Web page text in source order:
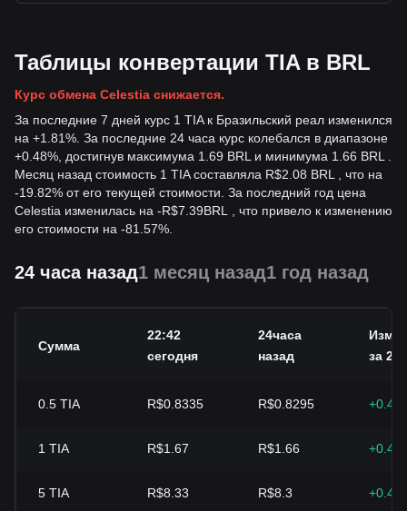
Таблицы конвертации TIA в BRL
Курс обмена Celestia снижается.
За последние 7 дней курс 1 TIA к Бразильский реал изменился
на +1.81%. За последние 24 часа курс колебался в диапазоне
+0.48%, достигнув максимума 1.69 BRL и минимума 1.66 BRL .
Месяц назад стоимость 1 TIA составляла R$2.08 BRL , что на
-19.82% от его текущей стоимости. За последний год цена
Celestia изменилась на -R$7.39BRL
, что привело к изменению
его стоимости на -81.57%.
24 часа назад1 месяц назад1 год назад
Сумма
22:42
сегодня
24часа
назад
за 24
0.5 TIA R$0.8335 R$0.8295
1 TIA R$1.67 R$1.66
5 TIA R$8.33 R$8.3